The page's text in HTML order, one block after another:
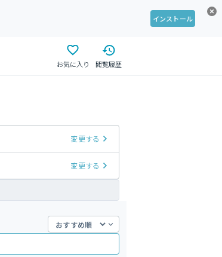
インストール
お気に入り 閲覧履歴
変更する
変更する